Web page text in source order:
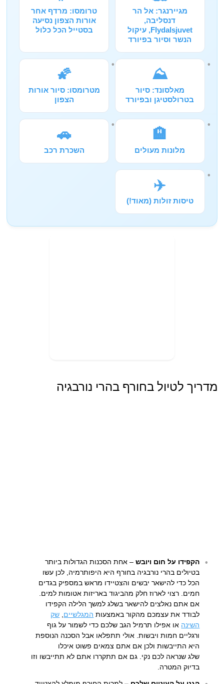
מגיירנגר: אל הר
דנסליבה,
Flydalsjuvet, עיקול
הנשר וסיור בפיורד
טרומסו: מרדף אחר
אורות הצפון נסיעה
בסטייל הכל כלול
⛰️
מאלסונד: סיור
בטרולסטיגן ובפיורד
🌠
מטרומסו: סיור אורות
הצפון
🏨
מלונות מעולים
🚗
השכרת רכב
✈️
טיסות זולות (מאוד!)
מדריך לטיול בחורף בהרי נורבגיה
הקפידו על חום ויובש– אחת הסכנות הגדולות ביותר
בטיולים בהרי נורבגיה בחורף היא היפותרמיה, לכן עשו
הכל כדי להישאר יבשים והצטיידו מראש במספיק בגדים
חמים. רצוי לארוז חלק מהביגוד באריזות אטומות למים.
אם אתם נאלצים להישאר בשלג למשך הלילה הקפידו
לבודד את עצמכם מהקור באמצעות המגלשיים, שק
השינה או אפילו תרמיל הגב שלכם כדי לשמור על גוף
ורגליים חמות ויבשות. אולי תתפלאו אבל הסכנה הנוספת
היא התייבשות ולכן אם אתם צמאים פשוט איכלו
שלג שנראה לכם נקי. גם אם תתקררו אתם לא תתייבשו וזו
בדיוק המטרה.